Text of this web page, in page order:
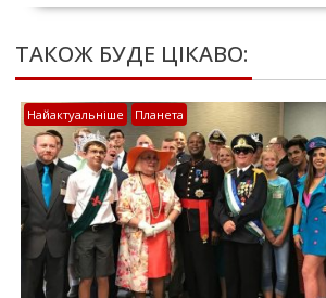
ТАКОЖ БУДЕ ЦІКАВО:
Найактуальніше Планета